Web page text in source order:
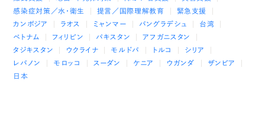
感染症対策／水・衛生
提言／国際理解教育
緊急支援
カンボジア
ラオス ミャンマー バングラデシュ
台湾
ベトナム
フィリピン パキスタン
アフガニスタン
タジキスタン
ウクライナ モルドバ トルコ
シリア
レバノン
モロッコ スーダン ケニア ウガンダ
ザンビア
日本